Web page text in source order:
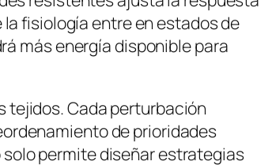
fisiología entre en estados de
más energía disponible para
tejidos. Cada perturbación
de prioridades
permite diseñar estrategias